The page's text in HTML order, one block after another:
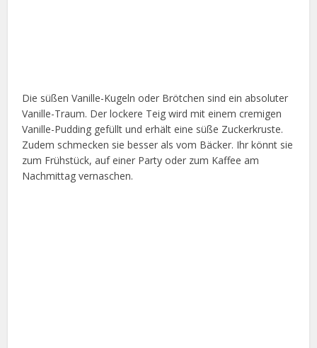
Die süßen Vanille-Kugeln oder Brötchen sind ein absoluter
Vanille-Traum. Der lockere Teig wird mit einem cremigen
Vanille-Pudding gefüllt und erhält eine süße Zuckerkruste.
Zudem schmecken sie besser als vom Bäcker. Ihr könnt sie
zum Frühstück, auf einer Party oder zum Kaffee am
Nachmittag vernaschen.